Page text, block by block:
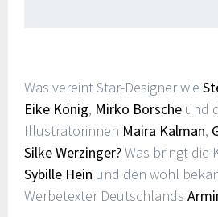
Was vereint Star-Designer wie
Eike König, Mirko Borsche und
Illustratorinnen Maira Kalman,
Silke Werzinger?Was bringt die
Sybille Hein und den wohl
Werbetexter Deutschlands